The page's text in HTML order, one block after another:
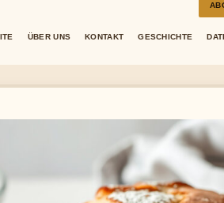
ÜBER UNS KONTAKT GESCHICHTE